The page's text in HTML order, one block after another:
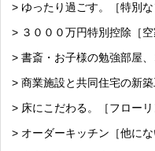
> ゆったり過ごす。［特別な
> ３０００万円特別控除［空
> 書斎・お子様の勉強部屋
> 商業施設と共同住宅の新築
> 床にこだわる。［フローリ
> オーダーキッチン［他にな